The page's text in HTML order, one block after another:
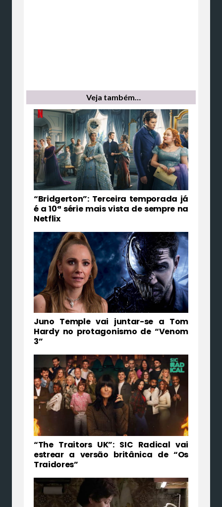
Veja também…
“Bridgerton”: Terceira temporada já
é a 10ª série mais vista de sempre na
Netflix
Juno Temple vai juntar-se a Tom
Hardy no protagonismo de “Venom
3”
“The Traitors UK”: SIC Radical vai
estrear a versão britânica de “Os
Traidores”